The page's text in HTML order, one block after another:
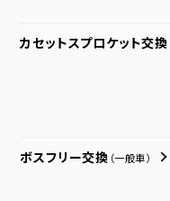
カセットスプロケット交換
ボスフリー交換 （一般車）